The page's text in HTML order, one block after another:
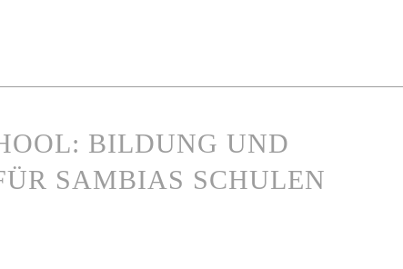
BILDUNG UND
SAMBIAS SCHULEN